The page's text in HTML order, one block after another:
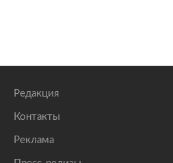
Редакция
Контакты
Реклама